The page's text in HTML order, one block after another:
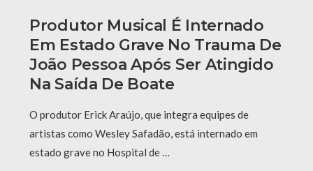
Produtor Musical É Internado
Em Estado Grave No Trauma De
João Pessoa Após Ser Atingido
Na Saída De Boate
O produtor Erick Araújo, que integra equipes de
artistas como Wesley Safadão, está internado em
estado grave no Hospital de …